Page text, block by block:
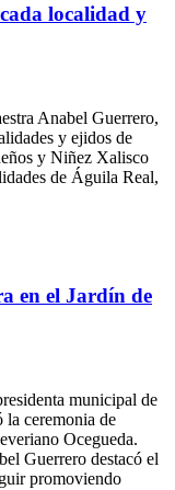
localidad y
Anabel Guerrero,
y ejidos de
y Niñez Xalisco
de Águila Real,
en el Jardín de
municipal de
la ceremonia de
Ocegueda.
Guerrero destacó el
promoviendo